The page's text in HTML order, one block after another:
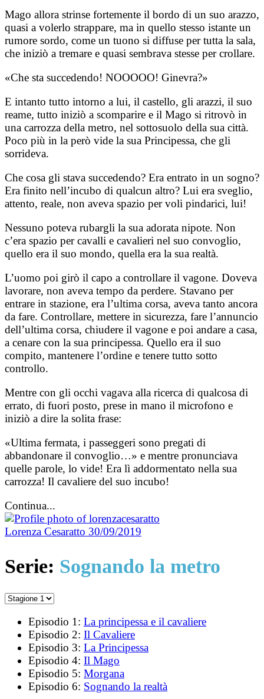
Mago allora strinse fortemente il bordo di un suo arazzo,
quasi a volerlo strappare, ma in quello stesso istante un
rumore sordo, come un tuono si diffuse per tutta la sala,
che iniziò a tremare e quasi sembrava stesse per crollare.
«Che sta succedendo! NOOOOO! Ginevra?»
E intanto tutto intorno a lui, il castello, gli arazzi, il suo
reame, tutto iniziò a scomparire e il Mago si ritrovò in
una carrozza della metro, nel sottosuolo della sua città.
Poco più in la però vide la sua Principessa, che gli
sorrideva.
Che cosa gli stava succedendo? Era entrato in un sogno?
Era finito nell’incubo di qualcun altro? Lui era sveglio,
attento, reale, non aveva spazio per voli pindarici, lui!
Nessuno poteva rubargli la sua adorata nipote. Non
c’era spazio per cavalli e cavalieri nel suo convoglio,
quello era il suo mondo, quella era la sua realtà.
L’uomo poi girò il capo a controllare il vagone. Doveva
lavorare, non aveva tempo da perdere. Stavano per
entrare in stazione, era l’ultima corsa, aveva tanto ancora
da fare. Controllare, mettere in sicurezza, fare l’annuncio
dell’ultima corsa, chiudere il vagone e poi andare a casa,
a cenare con la sua principessa. Quello era il suo
compito, mantenere l’ordine e tenere tutto sotto
controllo.
Mentre con gli occhi vagava alla ricerca di qualcosa di
errato, di fuori posto, prese in mano il microfono e
iniziò a dire la solita frase:
«Ultima fermata, i passeggeri sono pregati di
abbandonare il convoglio…» e mentre pronunciava
quelle parole, lo vide! Era lì addormentato nella sua
carrozza! Il cavaliere del suo incubo!
Continua...
Lorenza Cesaratto 30/09/2019
Serie: Sognando la metro
Episodio 1: La principessa e il cavaliere
Episodio 2: Il Cavaliere
Episodio 3: La Principessa
Episodio 4: Il Mago
Episodio 5: Morgana
Episodio 6: Sognando la realtà